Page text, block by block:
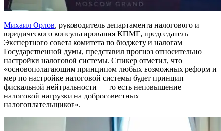
Михаил Орлов, руководитель департамента налогового и
юридического консультирования КПМГ; председатель
Экспертного совета комитета по бюджету и налогам
Государственной думы, представил прогноз относительно
настройки налоговой системы. Спикер отметил, что
«основополагающим принципом любых возможных реформ и
мер по настройке налоговой системы будет принцип
фискальной нейтральности — то есть неповышение
налоговой нагрузки на добросовестных
налогоплательщиков».